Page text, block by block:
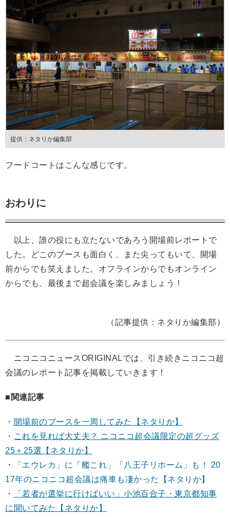
提供：ネタりか編集部
フードコートはこんな感じです。
おわりに
以上、誰の役にも立たないであろう開場前レポートで
した。どこのブースも面白く、また尖ってもいて、開場
前からでも笑えました。オフラインからでもオンライン
からでも、最後まで超会議を楽しみましょう！
（記事提供：ネタりか編集部）
ニコニコニュースORIGINALでは、引き続きニコニコ超
会議のレポート記事を掲載していきます！
■関連記事
・ 開場前のブースを一周してみた【ネタりか】
・ これを見れば大丈夫？ ニコニコ超会議限定の超グッズ
25＋25選 【ネタりか】
・
「エウレカ」に「艦これ」「八王子リホーム」も！ 20
17年のニコニコ超会議は痛車も凄かった【ネタりか】
・
「若者が選挙に行けばいい」小池百合子・東京都知事
に聞いてみた【ネタりか】